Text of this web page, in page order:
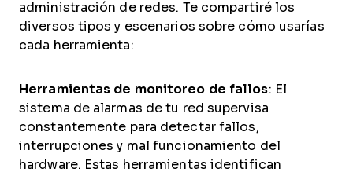
administración de redes. Te compartiré los
diversos tipos y escenarios sobre cómo usarías
cada herramienta:
Herramientas de monitoreo de fallos: El
sistema de alarmas de tu red supervisa
constantemente para detectar fallos,
interrupciones y mal funcionamiento del
hardware. Estas herramientas identifican